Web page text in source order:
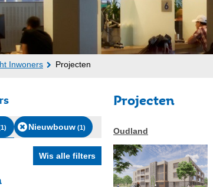
Inwoners Projecten
Projecten
Oudland
) Nieuwbouw(1)